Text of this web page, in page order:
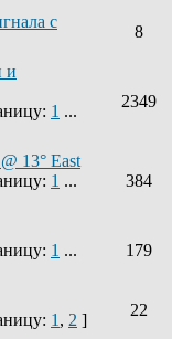
с
8
и
1 ...
2349
13° East
1 ...
384
1 ...
179
1 , 2 ]
22